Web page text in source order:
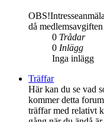
då
0 Trådar
0 Inlägg
Inga inlägg
Träffar
Här kan du se vad
kommer detta
träffar med relativt